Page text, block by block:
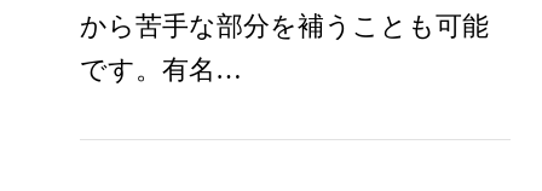
から苦手な部分を補うことも可能
です。有名…